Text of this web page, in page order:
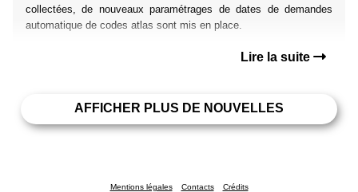
collectées, de nouveaux paramétrages de dates de demandes
automatique de codes atlas sont mis en place.
Lire la suite
AFFICHER PLUS DE NOUVELLES
Mentions légales Contacts Crédits